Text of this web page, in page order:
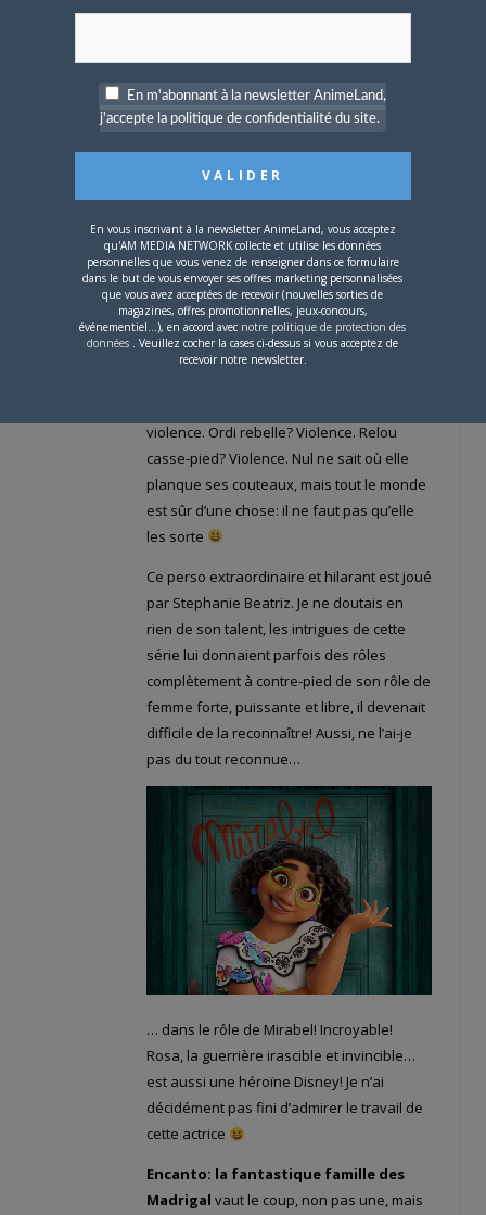
Brooklyn Nine-Nine.
Pour ceux qui ne connaissent pas la série,
Rosa est pourvue d’une voix aussi aiguë et
sémillante que celle de Daria. Ses sourires
sont aussi fréquents que la chaleur en Ile-
violence. Ordi rebelle? Violence. Relou
casse-pied? Violence. Nul ne sait où elle
planque ses couteaux, mais tout le monde
est sûr d’une chose: il ne faut pas qu’elle
les sorte
Ce perso extraordinaire et hilarant est joué
par Stephanie Beatriz. Je ne doutais en
rien de son talent, les intrigues de cette
série lui donnaient parfois des rôles
complètement à contre-pied de son rôle de
femme forte, puissante et libre, il devenait
difficile de la reconnaître! Aussi, ne l’ai-je
pas du tout reconnue…
… dans le rôle de Mirabel! Incroyable!
Rosa, la guerrière irascible et invincible…
est aussi une héroïne Disney! Je n’ai
décidément pas fini d’admirer le travail de
cette actrice
Encanto: la fantastique famille des
Madrigal vaut le coup, non pas une, mais
En m'abonnant à la newsletter AnimeLand,
j'accepte la politique de confidentialité du site.
En vous inscrivant à la newsletter AnimeLand, vous acceptez
qu'AM MEDIA NETWORK collecte et utilise les données
personnelles que vous venez de renseigner dans ce formulaire
dans le but de vous envoyer ses offres marketing personnalisées
que vous avez acceptées de recevoir (nouvelles sorties de
magazines, offres promotionnelles, jeux-concours,
événementiel...), en accord avec notre politique de protection des
données . Veuillez cocher la cases ci-dessus si vous acceptez de
recevoir notre newsletter.